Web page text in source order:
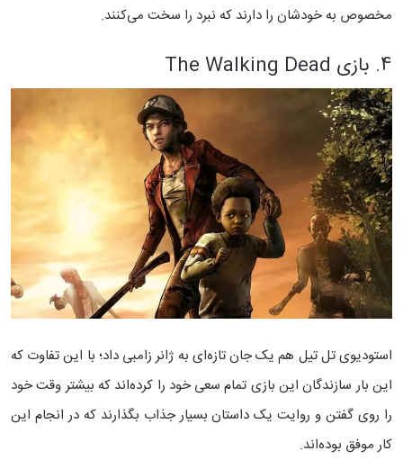
مخصوص به خودشان را دارند که نبرد را سخت می‌کنند.
4. بازی The Walking Dead
استودیوی تل تیل هم یک جان تازه‌ای به ژانر زامبی داد؛ با این تفاوت که
این بار سازندگان این بازی تمام سعی خود را کرده‌اند که بیشتر وقت خود
را روی گفتن و روایت یک داستان بسیار جذاب بگذارند که در انجام این
کار موفق بوده‌اند.